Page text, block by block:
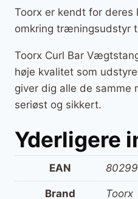
Toorx er kendt for deres
omkring træningsudstyr
Toorx Curl Bar
høje kvalitet som
giver dig alle de
seriøst og sikkert.
Yderligere
EAN
Brand Toorx